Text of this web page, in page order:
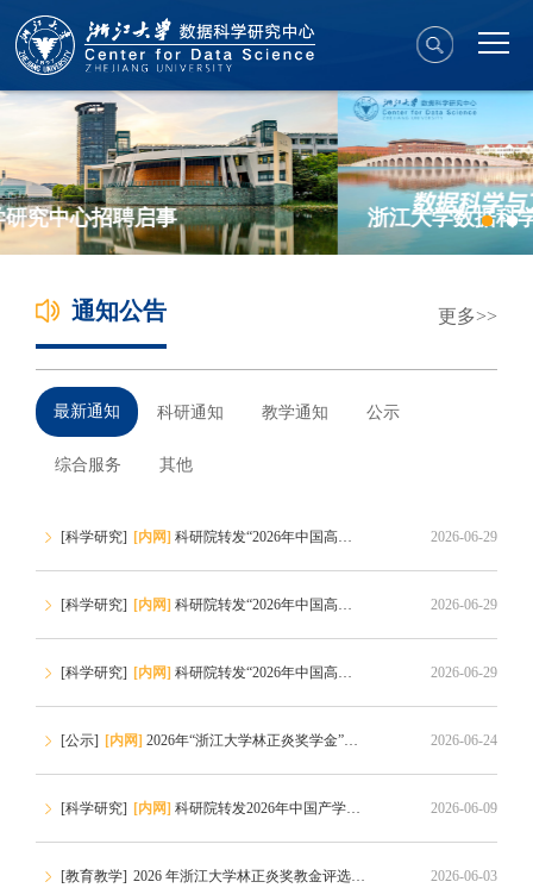
浙江大学数据科学与工程（iMDS）专业硕士项目
通知公告 更多
最新通知 科研通知 教学通知 公示
综合服务 其他
[科学研究] [内网] 科研院转发“2026年中国高校产学研创新基金-多医云在线医疗数字化专项（二期）申请指南”的通知 2026-06-29
[科学研究] [内网] 科研院转发“2026年中国高校产学研创新基金-云中大学项目（三期）申请指南”的通知 2026-06-29
[科学研究] [内网] 科研院转发“2026年中国高校产学研创新基金-未来教育专项申请指南”的通知 2026-06-29
[公示] [内网] 2026年“浙江大学林正炎奖学金”获奖名单公示 2026-06-24
[科学研究] [内网] 科研院转发2026年中国产学研合作促进会科技创新奖申报通知 2026-06-09
[教育教学] 2026 年浙江大学林正炎奖教金评选通知 2026-06-03